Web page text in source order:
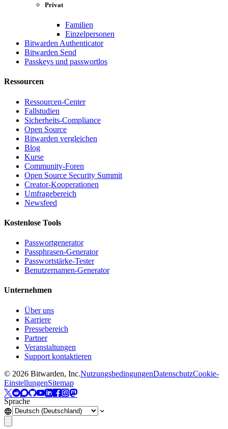
Privat
Familien
Einzelpersonen
Bitwarden Authenticator
Bitwarden Send
Passkeys und passwortlos
Ressourcen
Ressourcen-Center
Fallstudien
Sicherheits-Compliance
Open Source
Bitwarden vergleichen
Blog
Kurse
Community-Foren
Open Source Security Summit
Creator-Kooperationen
Umfragebereich
Newsfeed
Kostenlose Tools
Passwortgenerator
Passphrasen-Generator
Passwortstärke-Tester
Benutzernamen-Generator
Unternehmen
Über uns
Karriere
Pressebereich
Partner
Veranstaltungen
Support kontaktieren
© 2026 Bitwarden, Inc.NutzungsbedingungenDatenschutzCookie-
EinstellungenSitemap
Sprache